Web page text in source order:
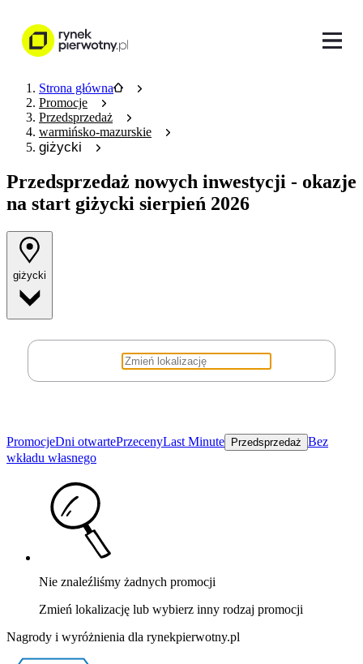
Strona główna
Promocje
Przedsprzedaż
warmińsko-mazurskie
giżycki
Przedsprzedaż nowych inwestycji - okazje
na start giżycki sierpień 2026
giżycki
PromocjeDni otwartePrzecenyLast Minute Przedsprzedaż Bez
wkładu własnego
Nie znaleźliśmy żadnych promocji
Zmień lokalizację lub wybierz inny rodzaj promocji
Nagrody i wyróżnienia dla rynekpierwotny.pl